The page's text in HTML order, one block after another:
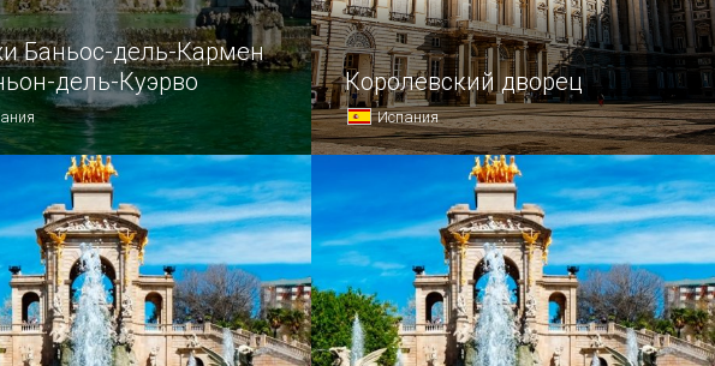
Баньос-дель-Кармен
дель-Куэрво
— не только богатый
но и приморский город.
Королевский дворец
Испания